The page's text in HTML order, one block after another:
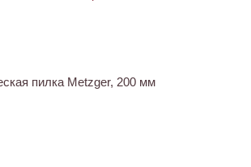
пилка Metzger, 200 мм